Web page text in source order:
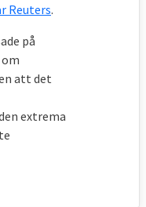
Reuters.
på
att det
extrema